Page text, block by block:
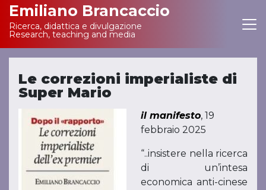
Main Navigation
Emiliano Brancaccio
Ricerca, didattica e divulgazione
Research, teaching and media
Le correzioni imperialiste di
Super Mario
il manifesto, 19
febbraio 2025
“..insistere nella ricerca
di un’intesa
economica anti-cinese